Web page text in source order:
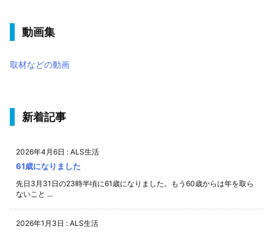
動画集
取材などの動画
新着記事
2026年4月6日 : ALS生活
61歳になりました
先日3月31日の23時半頃に61歳になりました。もう60歳からは年を取ら
ないこと ...
2026年1月3日 : ALS生活